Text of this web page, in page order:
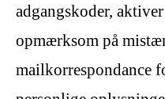
adgangskoder,
opmærksom på
mailkorrespondance